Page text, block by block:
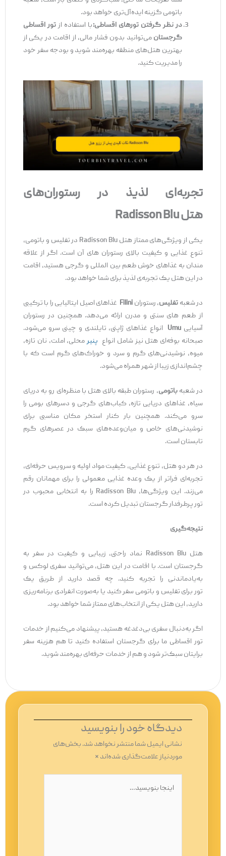
باتومی گزینه ایده‌آل‌تری خواهد بود.
در نظر گرفتن تورهای اقساطی:با استفاده از تور اقساطی
گرجستانمی‌توانید بدون فشار مالی، از اقامت در یکی از
بهترین هتل‌های منطقه بهره‌مند شوید و بودجه سفر خود
را مدیریت کنید.
تجربه‌ای لذیذ در رستوران‌های
هتلRadisson Blu
یکی از ویژگی‌های ممتاز هتل Radisson Blu در تفلیس و باتومی،
تنوع غذایی و کیفیت بالای رستوران‌ های آن است. اگر از علاقه‌
مندان به غذاهای خوش‌ طعم بین‌ المللی و گرجی هستید، اقامت
در این هتل یک تجربه‌ی لذیذ برای شما خواهد بود.
در شعبهتفلیس، رستورانFiliniغذاهای اصیل ایتالیایی را با ترکیبی
از طعم‌ های سنتی و مدرن ارائه می‌دهد. همچنین در رستوران
آسیاییUmu انواع غذاهای ژاپنی، تایلندی و چینی سرو می‌شود.
صبحانه بوفه‌ای هتل نیز شامل انواعپنیرمحلی، املت، نان تازه،
میوه، نوشیدنی‌های گرم و سرد و خوراک‌های گرم است که با
چشم‌اندازی زیبا از شهر همراه می‌شود.
در شعبهباتومی, رستوران طبقه بالای هتل با منظره‌ای رو به دریای
سیاه، غذاهای دریایی تازه، کباب‌های گرجی و دسرهای بومی را
سرو می‌کند. همچنین بار کنار استخر مکان مناسبی برای
نوشیدنی‌های خاص و میان‌وعده‌های سبک در عصرهای گرم
تابستان است.
در هر دو هتل، تنوع غذایی، کیفیت مواد اولیه و سرویس حرفه‌ای،
تجربه‌ای فراتر از یک وعده غذایی معمولی را برای مهمانان رقم
می‌زند. این ویژگی‌ها، Radisson Blu را به انتخابی محبوب در
تور پرطرفدار گرجستان تبدیل کرده است.
نتیجه‌گیری
هتل
Radisson Blu نماد راحتی، زیبایی و کیفیت در سفر به
گرجستان است. با اقامت در این هتل، می‌توانید سفری لوکس و
به‌یادماندنی را تجربه کنید. چه قصد دارید از طریق یک
تور برای تفلیس و باتومی سفر کنید یا به‌صورت انفرادی برنامه‌ریزی
دارید، این هتل یکی از انتخاب‌های ممتاز شما خواهد بود.
اگر به‌دنبال سفری بی‌دغدغه هستید، پیشنهاد می‌کنیم از خدمات
تور اقساطی ما برای گرجستان استفاده کنید تا هم هزینه سفر
برایتان سبک‌تر شود و هم از خدمات حرفه‌ای بهره‌مند شوید.
دیدگاه‌ خود را بنویسید
نشانی ایمیل شما منتشر نخواهد شد.بخش‌های
موردنیاز علامت‌گذاری شده‌اند*
بنویسید…